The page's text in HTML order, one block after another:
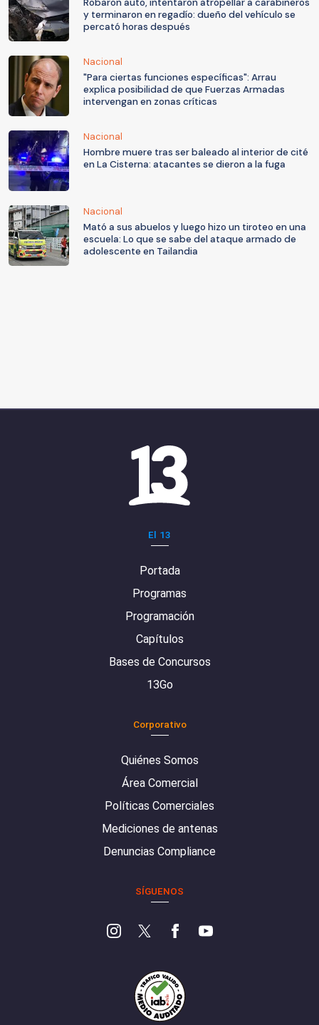
Robaron auto, intentaron atropellar a carabineros
y terminaron en regadío: dueño del vehículo se
percató horas después
Nacional
"Para ciertas funciones específicas": Arrau
explica posibilidad de que Fuerzas Armadas
intervengan en zonas críticas
Nacional
Hombre muere tras ser baleado al interior de cité
en La Cisterna: atacantes se dieron a la fuga
Nacional
Mató a sus abuelos y luego hizo un tiroteo en una
escuela: Lo que se sabe del ataque armado de
adolescente en Tailandia
El 13
Portada
Programas
Programación
Capítulos
Bases de Concursos
13Go
Corporativo
Quiénes Somos
Área Comercial
Políticas Comerciales
Mediciones de antenas
Denuncias Compliance
SÍGUENOS